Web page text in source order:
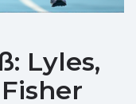
Lyles,